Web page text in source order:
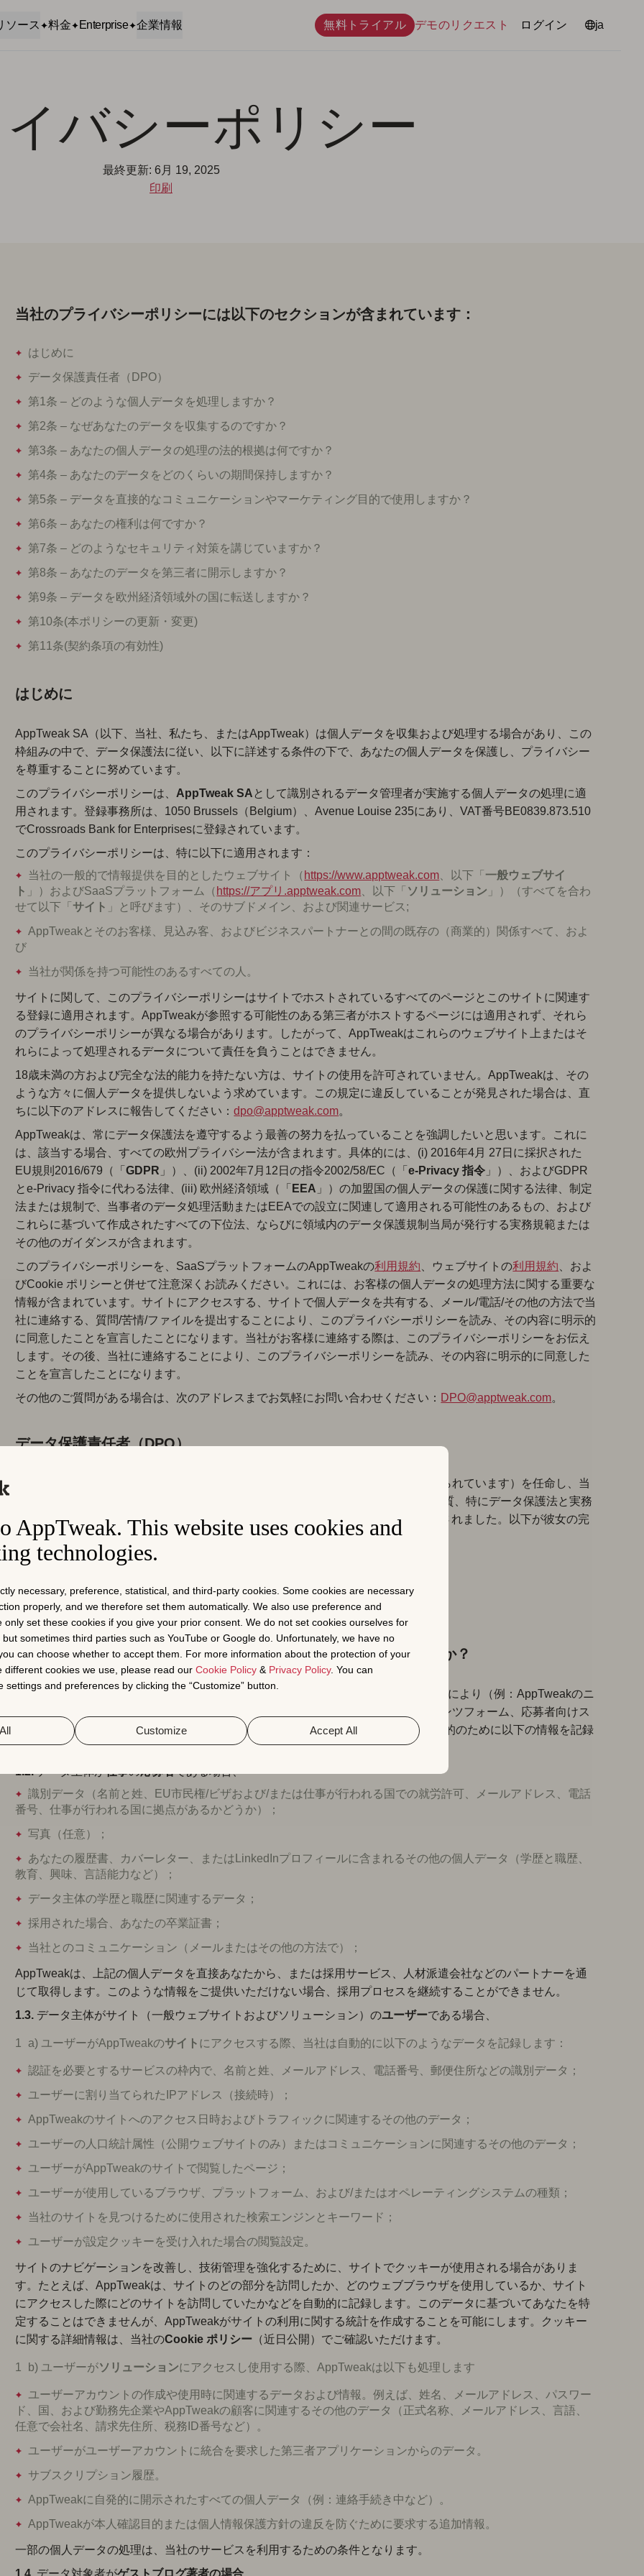
AppTweak. This website uses cookies and
technologies.
necessary, preference, statistical, and third-party cookies. Some cookies are necessary
properly, and we therefore set them automatically. We also use preference and
only set these cookies if you give your prior consent. We do not set cookies ourselves for
sometimes third parties such as YouTube or Google do. Unfortunately, we have no
can choose whether to accept them. For more information about the protection of your
different cookies we use, please read our Cookie Policy & Privacy Policy. You can
settings and preferences by clicking the “Customize” button.
Customize Accept All
ソース 料金 Enterprise 企業情報 無料トライアル デモのリクエスト ログイン 言語
ja
バシーポリシー
最終更新: 6月 19, 2025
印刷
当社のプライバシーポリシーには以下のセクションが含まれています：
はじめに
データ保護責任者（DPO）
第1条 – どのような個人データを処理しますか？
第2条 – なぜあなたのデータを収集するのですか？
第3条 – あなたの個人データの処理の法的根拠は何ですか？
第4条 – あなたのデータをどのくらいの期間保持しますか？
第5条 – データを直接的なコミュニケーションやマーケティング目的で使用しますか？
第6条 – あなたの権利は何ですか？
第7条 – どのようなセキュリティ対策を講じていますか？
第8条 – あなたのデータを第三者に開示しますか？
第9条 – データを欧州経済領域外の国に転送しますか？
第10条(本ポリシーの更新・変更)
第11条(契約条項の有効性)
はじめに
AppTweak SA（以下、当社、私たち、またはAppTweak）は個人データを収集および処理する場合があり、この
枠組みの中で、データ保護法に従い、以下に詳述する条件の下で、あなたの個人データを保護し、プライバシー
を尊重することに努めています。
このプライバシーポリシーは、 AppTweak SA として識別されるデータ管理者が実施する個人データの処理に適
用されます。登録事務所は、1050 Brussels（Belgium）、Avenue Louise 235にあり、VAT番号BE0839.873.510
でCrossroads Bank for Enterprisesに登録されています。
このプライバシーポリシーは、特に以下に適用されます：
当社の一般的で情報提供を目的としたウェブサイト（ https://www.apptweak.com 、以下「一般ウェブサイ
ト 」）およびSaaSプラットフォーム（ https://アプリ.apptweak.com 、以下「 ソリューション 」）（すべてを合わ
せて以下「サイト 」と呼びます）、そのサブドメイン、および関連サービス;
AppTweakとそのお客様、見込み客、およびビジネスパートナーとの間の既存の（商業的）関係すべて、およ
び
当社が関係を持つ可能性のあるすべての人。
サイトに関して、このプライバシーポリシーはサイトでホストされているすべてのページとこのサイトに関連す
る登録に適用されます。AppTweakが参照する可能性のある第三者がホストするページには適用されず、それら
のプライバシーポリシーが異なる場合があります。したがって、AppTweakはこれらのウェブサイト上またはそ
れらによって処理されるデータについて責任を負うことはできません。
18歳未満の方および完全な法的能力を持たない方は、サイトの使用を許可されていません。AppTweakは、その
ような方々に個人データを提供しないよう求めています。この規定に違反していることが発見された場合は、直
ちに以下のアドレスに報告してください：dpo@apptweak.com。
AppTweakは、常にデータ保護法を遵守するよう最善の努力を払っていることを強調したいと思います。これに
は、該当する場合、すべての欧州プライバシー法が含まれます。具体的には、(i) 2016年4月 27日に採択された
EU規則2016/679（「GDPR 」）、(ii) 2002年7月12日の指令2002/58/EC（「e-Privacy 指令 」）、およびGDPR
とe-Privacy 指令に代わる法律、(iii) 欧州経済領域（「 EEA 」）の加盟国の個人データの保護に関する法律、制定
法または規制で、当事者のデータ処理活動またはEEAでの設立に関連して適用される可能性のあるもの、および
これらに基づいて作成されたすべての下位法、ならびに領域内のデータ保護規制当局が発行する実務規範または
その他のガイダンスが含まれます。
このプライバシーポリシーを、SaaSプラットフォームのAppTweakの利用規約 、ウェブサイトの利用規約 、およ
びCookie ポリシーと併せて注意深くお読みください。これには、お客様の個人データの処理方法に関する重要な
情報が含まれています。サイトにアクセスする、サイトで個人データを共有する、メール/電話/その他の方法で当
社に連絡する、質問/苦情/ファイルを提出することにより、このプライバシーポリシーを読み、その内容に明示的
に同意したことを宣言したことになります。当社がお客様に連絡する際は、このプライバシーポリシーをお伝え
します。その後、当社に連絡することにより、このプライバシーポリシーを読み、その内容に明示的に同意した
ことを宣言したことになります。
その他のご質問がある場合は、次のアドレスまでお気軽にお問い合わせください： DPO@apptweak.com。
データ保護責任者（DPO）
GDPR第37条に従い、AppTweakはデータ保護責任者（一般的に「DPO」として知られています）を任命し、当
社組織内の単一の連絡窓口として機能させています。当社のDPOは、その専門的資質、特にデータ保護法と実務
に関する専門知識、およびGDPRが対象とする業務を遂行する能力に基づいて任命されました。以下が彼女の完
全な連絡先詳細です：
Charlotte De raef
+32494883623
DPO@apptweak.com
第1条 – 当社はお客様についてどのような個人データを処理しますか？
1.1. AppTweakのサイトまたは紙面で利用可能なフォームに登録または記入することにより（例：AppTweakのニ
ュースレター購読、お問い合わせフォーム、デモ登録、ダウンロード可能なコンテンツフォーム、応募者向けス
クリーニング質問など）、データ主体は、特に、AppTweakが第2条に記載された目的のために以下の情報を記録
し保存することを承認します；
1.2.データ主体が仕事の応募者である場合、
識別データ（名前と姓、EU市民権/ビザおよび/または仕事が行われる国での就労許可、メールアドレス、電話
番号、仕事が行われる国に拠点があるかどうか）；
写真（任意）；
あなたの履歴書、カバーレター、またはLinkedInプロフィールに含まれるその他の個人データ（学歴と職歴、
教育、興味、言語能力など）；
データ主体の学歴と職歴に関連するデータ；
採用された場合、あなたの卒業証書；
当社とのコミュニケーション（メールまたはその他の方法で）；
AppTweakは、上記の個人データを直接あなたから、または採用サービス、人材派遣会社などのパートナーを通
じて取得します。このような情報をご提供いただけない場合、採用プロセスを継続することができません。
1.3. データ主体がサイト（一般ウェブサイトおよびソリューション）のユーザーである場合、
a) ユーザーがAppTweakのサイト にアクセスする際、当社は自動的に以下のようなデータを記録します：
認証を必要とするサービスの枠内で、名前と姓、メールアドレス、電話番号、郵便住所などの識別データ；
ユーザーに割り当てられたIPアドレス（接続時）；
AppTweakのサイトへのアクセス日時およびトラフィックに関連するその他のデータ；
ユーザーの人口統計属性（公開ウェブサイトのみ）またはコミュニケーションに関連するその他のデータ；
ユーザーがAppTweakのサイトで閲覧したページ；
ユーザーが使用しているブラウザ、プラットフォーム、および/またはオペレーティングシステムの種類；
当社のサイトを見つけるために使用された検索エンジンとキーワード；
ユーザーが設定クッキーを受け入れた場合の閲覧設定。
サイトのナビゲーションを改善し、技術管理を強化するために、サイトでクッキーが使用される場合がありま
す。たとえば、AppTweakは、サイトのどの部分を訪問したか、どのウェブブラウザを使用しているか、サイト
にアクセスした際にどのサイトを訪問していたかなどを自動的に記録します。このデータに基づいてあなたを特
定することはできませんが、AppTweakがサイトの利用に関する統計を作成することを可能にします。クッキー
に関する詳細情報は、当社のCookie ポリシー （近日公開）でご確認いただけます。
b) ユーザーがソリューションにアクセスし使用する際、AppTweakは以下も処理します
ユーザーアカウントの作成や使用時に関連するデータおよび情報。例えば、姓名、メールアドレス、パスワー
ド、国、および勤務先企業やAppTweakの顧客に関連するその他のデータ（正式名称、メールアドレス、言語、
任意で会社名、請求先住所、税務ID番号など）。
ユーザーがユーザーアカウントに統合を要求した第三者アプリケーションからのデータ。
サブスクリプション履歴。
AppTweakに自発的に開示されたすべての個人データ（例：連絡手続き中など）。
AppTweakが本人確認目的または個人情報保護方針の違反を防ぐために要求する追加情報。
一部の個人データの処理は、当社のサービスを利用するための条件となります。
1.4. データ対象者がゲストブログ著者の場合、